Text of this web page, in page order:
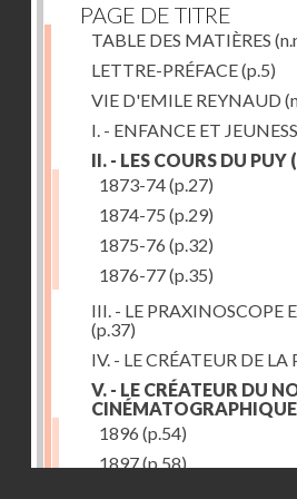
PAGE DE TITRE
TABLE DES MATIÈRES
LETTRE-PRÉFACE(p.5)
VIE D'EMILE REYNAUD
I. - ENFANCE ET
II. - LES COURS DU PUY
1873-74(p.27)
1874-75 (p.29)
1875-76 (p.32)
1876-77(p.35)
III. - LE PRAXINOSCOPE
(p.37)
IV. - LE CRÉATEUR DE
V. - LE CRÉATEUR DU
CINÉMATOGRAPHIQUE
1896 (p.54)
1897(p.58)